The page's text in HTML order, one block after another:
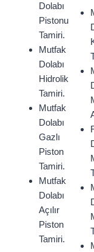
Dolabı
Pistonu
Tamiri.
Mutfak
Dolabı
Hidrolik
Tamiri.
Mutfak
Dolabı
Gazlı
Piston
Tamiri.
Mutfak
Dolabı
Açılır
Piston
Tamiri.